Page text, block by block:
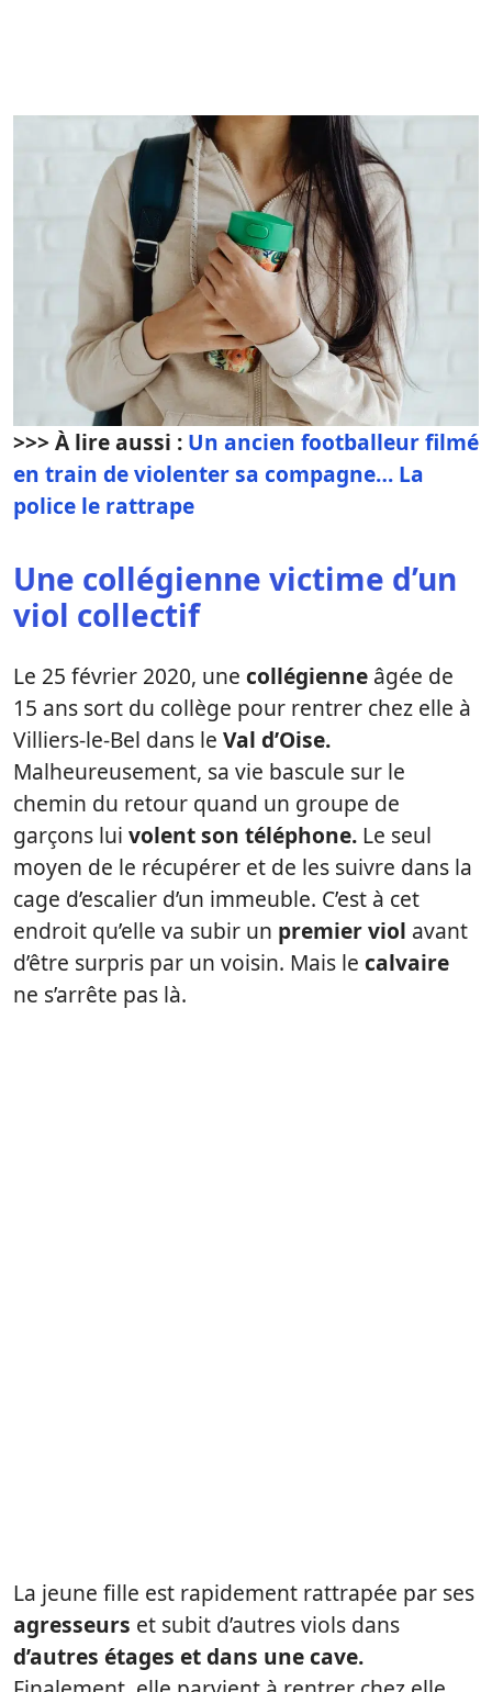
>>> À lire aussi : Un ancien footballeur filmé
en train de violenter sa compagne… La
police le rattrape
Une collégienne victime d’un
viol collectif
Le 25 février 2020, une collégienne âgée de
15 ans sort du collège pour rentrer chez elle à
Villiers-le-Bel dans le Val d’Oise.
Malheureusement, sa vie bascule sur le
chemin du retour quand un groupe de
garçons lui volent son téléphone. Le seul
moyen de le récupérer et de les suivre dans la
cage d’escalier d’un immeuble. C’est à cet
endroit qu’elle va subir un premier viol avant
d’être surpris par un voisin. Mais le calvaire
ne s’arrête pas là.
La jeune fille est rapidement rattrapée par ses
agresseurs et subit d’autres viols dans
d’autres étages et dans une cave.